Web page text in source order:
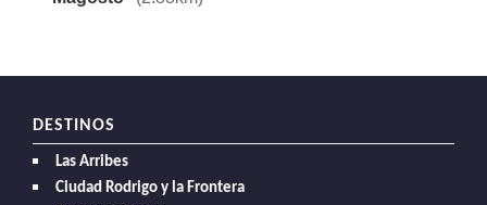
DESTINOS
Las Arribes
Ciudad Rodrigo y la Frontera